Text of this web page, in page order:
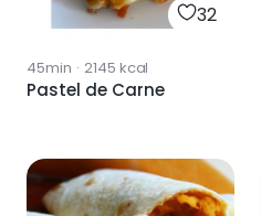
32
45min · 2145 kcal
Pastel de Carne